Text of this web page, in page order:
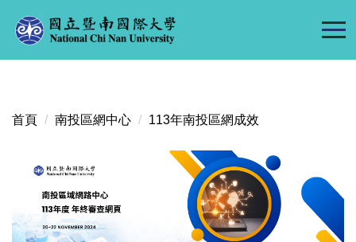
到
區
首頁 南投區網中心 113年南投區網成效